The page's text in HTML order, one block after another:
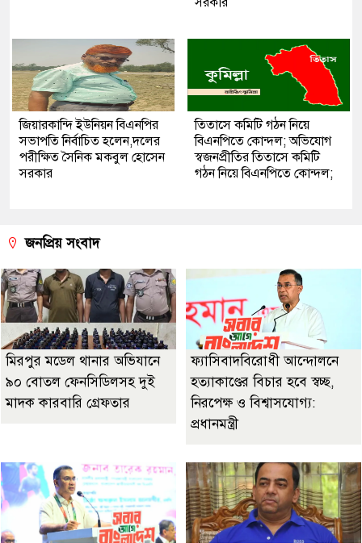
জিয়ারকান্দি ইউনিয়ন বিএনপির
সভাপতি নির্বাচিত হলেন,দলের
পরীক্ষিত সৈনিক মকবুল হোসেন
সরকার
তিতাসে কমিটি গঠন নিয়ে
বিএনপিতে কোন্দল; অভিযোগ
স্বজনপ্রীতির তিতাসে কমিটি
গঠন নিয়ে বিএনপিতে কোন্দল;
জনপ্রিয় সংবাদ
মিরপুর মডেল থানার অভিযানে
৯০ বোতল ফেনসিডিলসহ দুই
মাদক কারবারি গ্রেফতার
ফ্যাসিবাদবিরোধী আন্দোলনে
হত্যাকাণ্ডের বিচার হবে স্বচ্ছ,
নিরপেক্ষ ও বিশ্বাসযোগ্য:
প্রধানমন্ত্রী